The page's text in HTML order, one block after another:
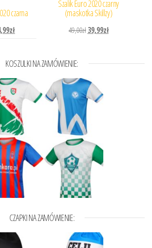
czarna
cena wynosiła: 39,99zł.
złAktualna cena wynosi: 34,99zł.
Szalik Euro 2020 czarny
(maskotka Skillzy)
49,00zł Pierwotna cena wynosiła:
39,99złAktualna cena
KOSZULKI NA ZAMÓWIENIE:
CZAPKI NA ZAMÓWIENIE: